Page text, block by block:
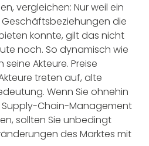
vergleichen: Nur weil ein
Geschäftsbeziehungen die
konnte, gilt das nicht
noch. So dynamisch wie
Akteure. Preise
treten auf, alte
Wenn Sie ohnehin
Chain-Management
sollten Sie unbedingt
des Marktes mit